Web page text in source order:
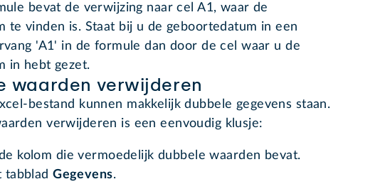
bevat de verwijzing naar cel A1, waar de
te vinden is. Staat bij u de geboortedatum in een
'A1' in de formule dan door de cel waar u de
in hebt gezet.
waarden verwijderen
bestand kunnen makkelijk dubbele gegevens staan.
verwijderen is een eenvoudig klusje:
kolom die vermoedelijk dubbele waarden bevat.
tabbladGegevens.